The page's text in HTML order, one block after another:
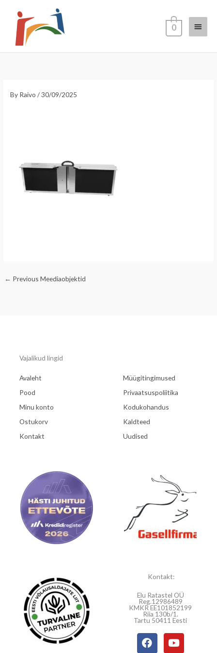
content
Main
Menu
0
By Raivo/30/09/2025
← Previous Meediaobjektid
Vajalikud lingid
Avaleht
Pood
Minu konto
Ostukorv
Kontakt
Müügitingimused
Privaatsuspoliitika
Kodukohandus
Kaldteed
Uudised
Kontakt:
Elu Ratastel OÜ
Reg.12986489
KMKR EE101852199
Riia 130b/1.
Tartu 50411 Eesti
F
a
Y
o